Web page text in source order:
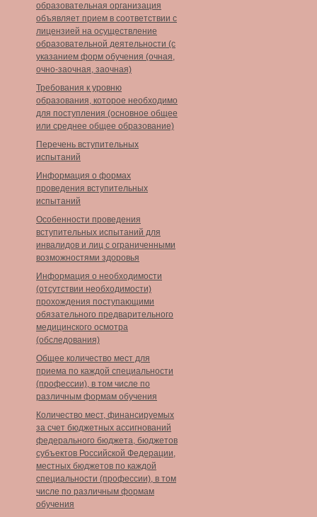
образовательная организация
объявляет прием в соответствии с
лицензией на осуществление
образовательной деятельности (с
указанием форм обучения (очная,
очно-заочная, заочная)
Требования к уровню
образования, которое необходимо
для поступления (основное общее
или среднее общее образование)
Перечень вступительных
испытаний
Информация о формах
проведения вступительных
испытаний
Особенности проведения
вступительных испытаний для
инвалидов и лиц с ограниченными
возможностями здоровья
Информация о необходимости
(отсутствии необходимости)
прохождения поступающими
обязательного предварительного
медицинского осмотра
(обследования)
Общее количество мест для
приема по каждой специальности
(профессии), в том числе по
различным формам обучения
Количество мест, финансируемых
за счет бюджетных ассигнований
федерального бюджета, бюджетов
субъектов Российской Федерации,
местных бюджетов по каждой
специальности (профессии), в том
числе по различным формам
обучения